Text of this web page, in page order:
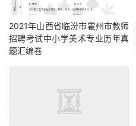
2021年山西省临汾市霍州市教师
招聘考试中小学美术专业历年真
题汇编卷